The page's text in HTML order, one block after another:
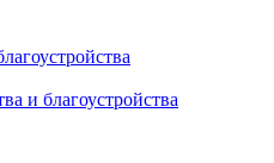
и благоустройства